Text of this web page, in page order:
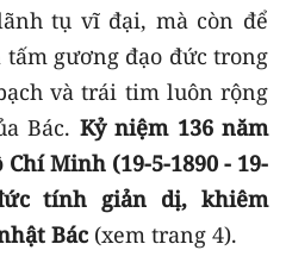
tụ vĩ đại, mà còn để
gương đạo đức trong
và trái tim luôn rộng
Bác. Kỷ niệm 136 năm
Minh (19-5-1890 - 19-
tính giản dị, khiêm
Bác (xem trang 4).